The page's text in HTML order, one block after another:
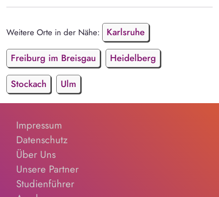
Weitere Orte in der Nähe:
Karlsruhe
Freiburg im Breisgau
Heidelberg
Stockach
Ulm
Impressum
Datenschutz
Über Uns
Unsere Partner
Studienführer